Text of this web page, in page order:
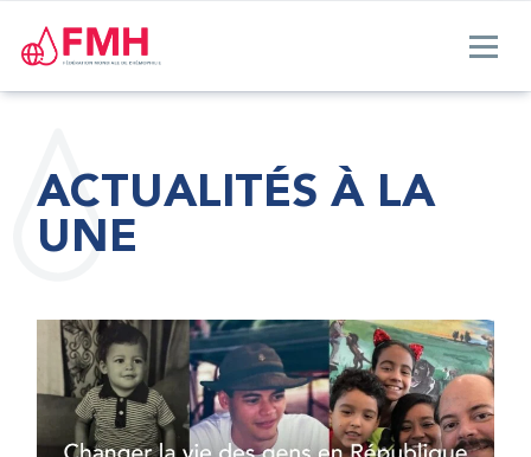
ACTUALITÉS À LA
UNE